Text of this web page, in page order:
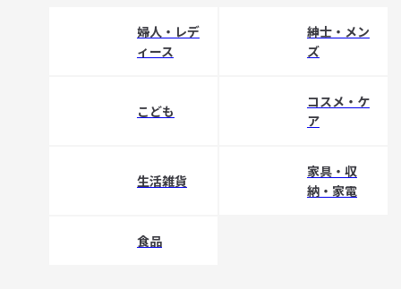
婦人・レデ
ィース
紳士・メン
ズ
こども
コスメ・ケ
ア
生活雑貨
家具・収
納・家電
食品